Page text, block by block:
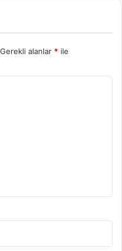
Gerekli alanlar * ile